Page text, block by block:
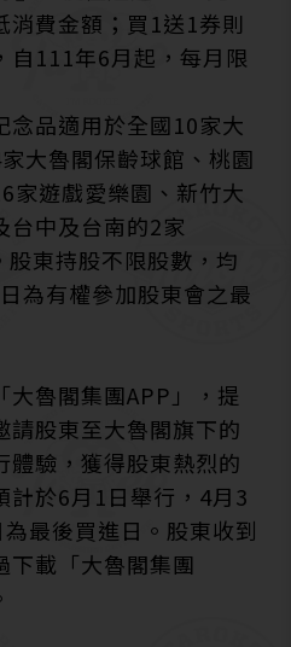
消費金額；買1送1券則
自111年6月起，每月限
念品適用於全國10家大
大魯閣保齡球館、桃園
家遊戲愛樂園、新竹大
台中及台南的2家
東持股不限股數，均
為有權參加股東會之最
大魯閣集團APP」，提
請股東至大魯閣旗下的
體驗，獲得股東熱烈的
計於6月1日舉行，4月3
最後買進日。股東收到
下載「大魯閣集團